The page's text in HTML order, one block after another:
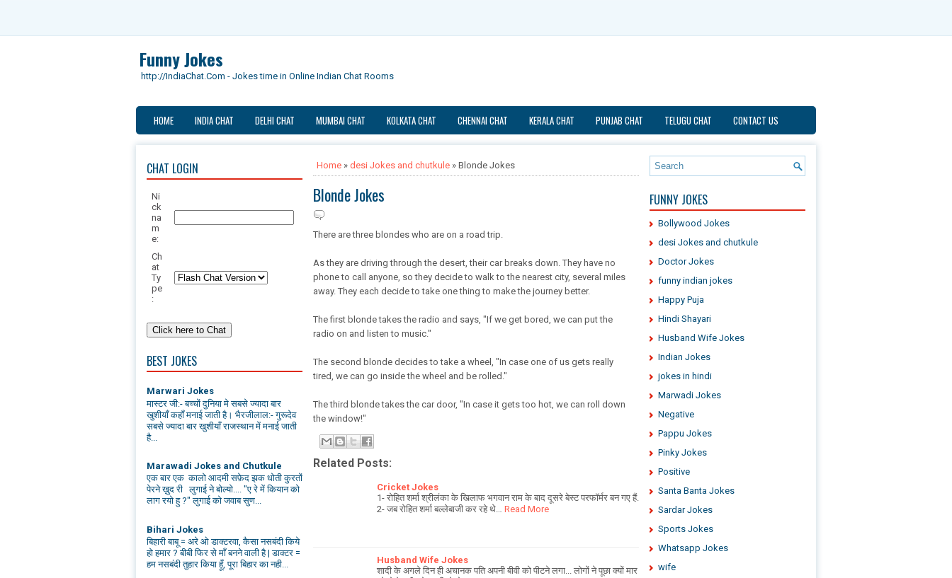
Funny Jokes
http://IndiaChat.Com - Jokes time in Online Indian Chat Rooms
HOME INDIA CHAT DELHI CHAT MUMBAI CHAT KOLKATA CHAT CHENNAI CHAT KERALA CHAT PUNJAB CHAT TELUGU CHAT CONTACT US
CHAT LOGIN
Ni
ck
na
m
e:
Ch
at
Ty
pe
:
BEST JOKES
Marwari Jokes
मास्टर जी:- बच्चों दुनिया मे सबसे ज्यादा बार
खुशीयाँ कहाँ मनाई जाती है। भैरजीलाल:- गुरूदेव
सबसे ज्यादा बार खुशीयाँ राजस्थान में मनाई जाती
है...
Marawadi Jokes and Chutkule
एक बार एक कालो आदमी सफ़ेद झक धोती कुरतों
पेरने ख़ुद री लुगाई ने बोल्यो.... "ए रे में कियान को
लाग रयो हु ?" लुगाई को जवाब सुण...
Bihari Jokes
बिहारी बाबू = अरे ओ डाक्टरवा, कैसा नसबंदी किये
हो हमार ? बीबी फिर से माँ बनने वाली है | डाक्टर =
हम नसबंदी तुहार किया हूँ, पूरा बिहार का नही...
Home » desi Jokes and chutkule » Blonde Jokes
Blonde Jokes
There are three blondes who are on a road trip.
As they are driving through the desert, their car breaks down. They have no
phone to call anyone, so they decide to walk to the nearest city, several miles
away. They each decide to take one thing to make the journey better.
The first blonde takes the radio and says, "If we get bored, we can put the
radio on and listen to music."
The second blonde decides to take a wheel, "In case one of us gets really
tired, we can go inside the wheel and be rolled."
The third blonde takes the car door, "In case it gets too hot, we can roll down
the window!"
Related Posts:
Cricket Jokes
1- रोहित शर्मा श्रीलंका के खिलाफ भगवान राम के बाद दूसरे बेस्ट परफॉर्मर बन गए हैं.
2- जब रोहित शर्मा बल्लेबाजी कर रहे थे…
Read More
Husband Wife Jokes
शादी के अगले दिन ही अचानक पति अपनी बीवी को पीटने लगा... लोगों ने पूछा क्यों मार
FUNNY JOKES
Bollywood Jokes
desi Jokes and chutkule
Doctor Jokes
funny indian jokes
Happy Puja
Hindi Shayari
Husband Wife Jokes
Indian Jokes
jokes in hindi
Marwadi Jokes
Negative
Pappu Jokes
Pinky Jokes
Positive
Santa Banta Jokes
Sardar Jokes
Sports Jokes
Whatsapp Jokes
wife